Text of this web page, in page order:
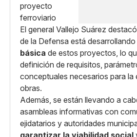
El general Vallejo Suárez
de la Defensa está desarrollando
básica de estos proyectos, lo
definición de requisitos,
conceptuales necesarios para la
obras.
Además, se están llevando a
asambleas informativas con
ejidatarios y autoridades
garantizar la viabilidad social